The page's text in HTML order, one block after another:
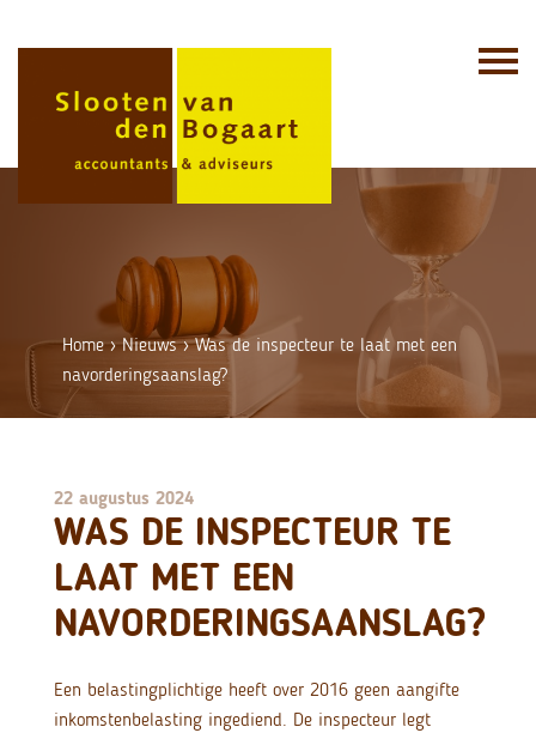
Home›Nieuws›Was de inspecteur te laat met een
navorderingsaanslag?
22 augustus 2024
WAS DE INSPECTEUR TE
LAAT MET EEN
NAVORDERINGSAANSLAG?
Een belastingplichtige heeft over 2016 geen aangifte
inkomstenbelasting ingediend. De inspecteur legt